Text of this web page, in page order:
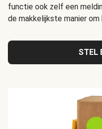
functie ook zelf een
de makkelijkste manier
STEL